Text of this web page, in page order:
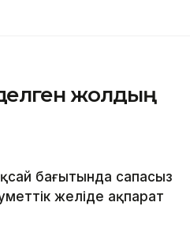
жолдың
бағытында сапасыз
желіде ақпарат